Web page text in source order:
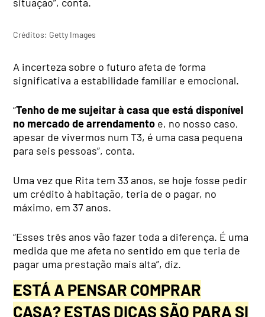
Créditos: Getty Images
A incerteza sobre o futuro afeta de forma
significativa a estabilidade familiar e emocional.
“Tenho de me sujeitar à casa que está disponível
no mercado de arrendamento e, no nosso caso,
apesar de vivermos num T3, é uma casa pequena
para seis pessoas”, conta.
Uma vez que Rita tem 33 anos, se hoje fosse pedir
um crédito à habitação, teria de o pagar, no
máximo, em 37 anos.
“Esses três anos vão fazer toda a diferença. É uma
medida que me afeta no sentido em que teria de
pagar uma prestação mais alta”, diz.
ESTÁ A PENSAR COMPRAR
CASA? ESTAS DICAS SÃO PARA SI